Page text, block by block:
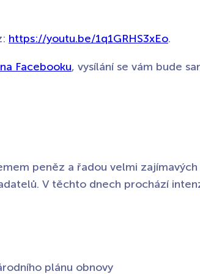
https://youtu.be/1q1GRHS3xEo.
Facebooku, vysílání se vám bude
peněz a řadou velmi
V těchto dnech prochází
plánu obnovy